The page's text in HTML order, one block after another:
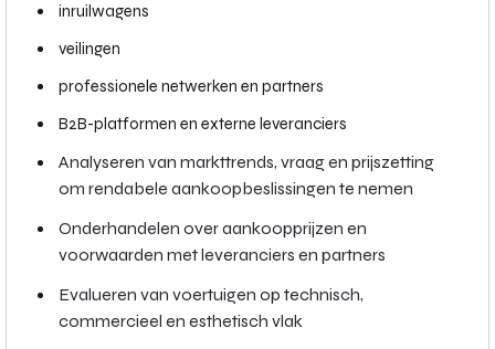
inruilwagens
veilingen
professionele netwerken en partners
B2B-platformen en externe leveranciers
Analyseren van markttrends, vraag en prijszetting
om rendabele aankoopbeslissingen te nemen
Onderhandelen over aankoopprijzen en
voorwaarden met leveranciers en partners
Evalueren van voertuigen op technisch,
commercieel en esthetisch vlak